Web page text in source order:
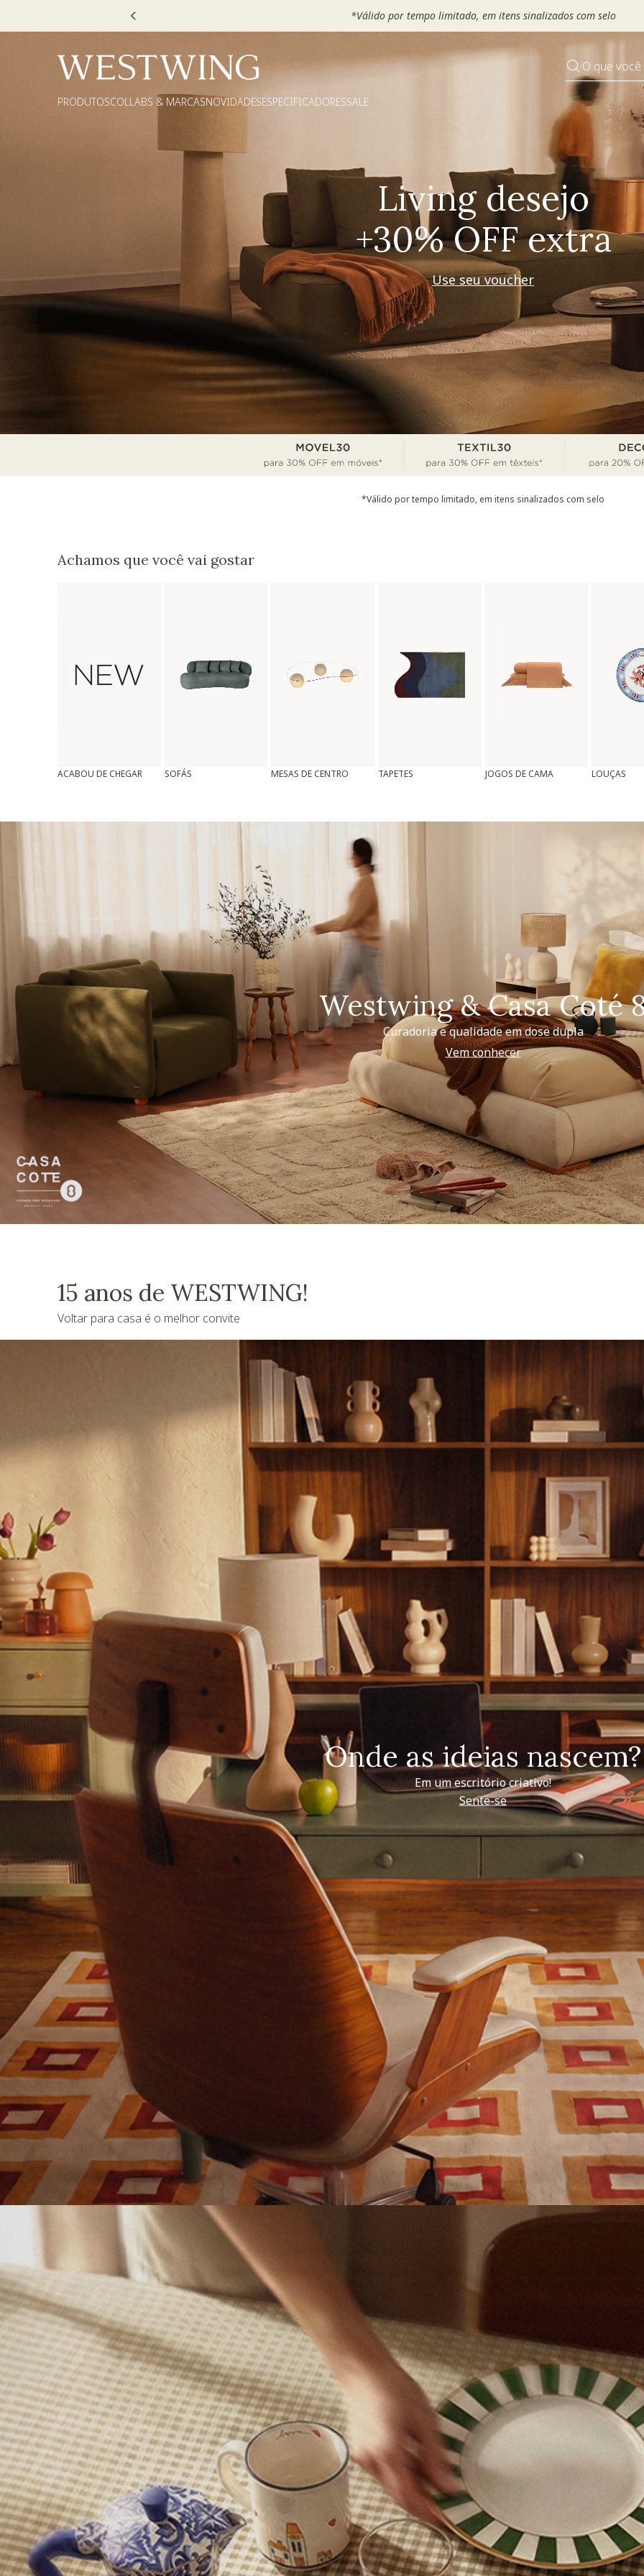
Escolha seu VOUCHER e ganhe até 30% OFF*: useMOVEL30, TEXTIL30 OU
O que
PRODUTOSCOLLABS & MARCASNOVIDADESESPECIFICADORESSALE
Pequenos rituais
Grandes mudanças
Decorar
*Válido por tempo limitado, em itens sinalizados com selo
Achamos que você vai gostar
ACABOU DE CHEGAR SOFÁS MESAS DE CENTRO TAPETES JOGOS DE CAMA LOUÇAS
Westwing & Casa Coté
Curadoria e qualidade em dose dupla
Vem conhecer
15 anos de WESTWING!
Voltar para casa é o melhor convite
Onde as ideias nascem?
Em um escritório criativo!
Sente-se